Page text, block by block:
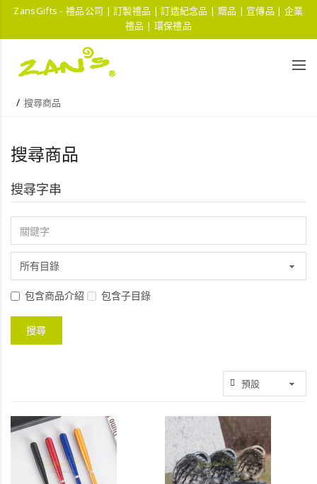
ZansGifts - 禮品公司 | 訂製禮品 | 訂造紀念品 | 贈品 | 宣傳品 | 企業
禮品 | 環保禮品
搜尋商品
搜尋商品
搜尋字串
包含商品介紹 包含子目錄